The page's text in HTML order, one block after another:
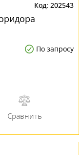
202543
По запросу